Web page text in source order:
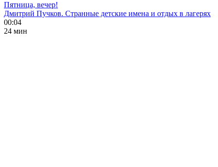
Пятница, вечер!
Дмитрий Пучков. Странные детские имена и отдых в лагерях
00:04
24 мин